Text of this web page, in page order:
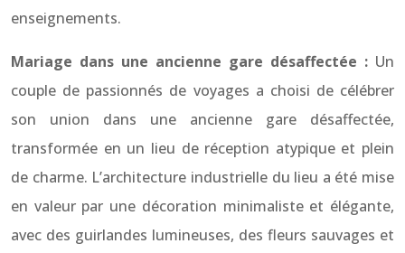
enseignements.
Mariage dans une ancienne gare désaffectée : Un
couple de passionnés de voyages a choisi de célébrer
son union dans une ancienne gare désaffectée,
transformée en un lieu de réception atypique et plein
de charme. L’architecture industrielle du lieu a été mise
en valeur par une décoration minimaliste et élégante,
avec des guirlandes lumineuses, des fleurs sauvages et